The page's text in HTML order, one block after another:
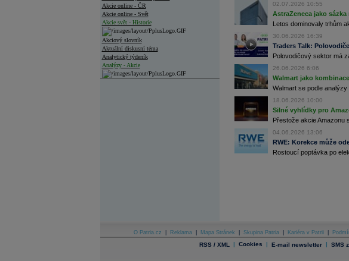
Akcie online - ČR
Akcie online - Svět
Akcie svět - Historie
Akciový slovník
Aktuální diskusní téma
Analytický týdeník
Analýzy - Akcie
Archiv - Měnová politika
02.07.2026 10:55
AstraZeneca jako
Letos dominovaly trhům
30.06.2026 16:39
Traders Talk:
Polovodičový sektor má
26.06.2026 6:06
Walmart jako
Walmart se podle analýzy
18.06.2026 10:00
Silné vyhlídky pro
Přestože akcie Amazonu
04.06.2026 13:06
RWE: Korekce může
Rostoucí poptávka po
O Patria.cz Reklama Mapa Stránek Skupina Patria Kariéra v Patrii
RSS / XML | Cookies | E-mail newsletter | SMS